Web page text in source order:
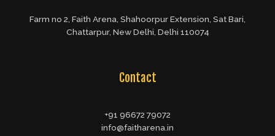
Farm no 2, Faith Arena, Shahoorpur Extension, Sat Bari,
Chattarpur, New Delhi, Delhi 110074
Contact
+91 96672 79072
info@faitharena.in